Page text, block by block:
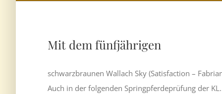
Mit dem fünfjährigen
schwarzbraunen Wallach Sky (Satisfaction –
Auch in der folgenden Springpferdeprüfung der